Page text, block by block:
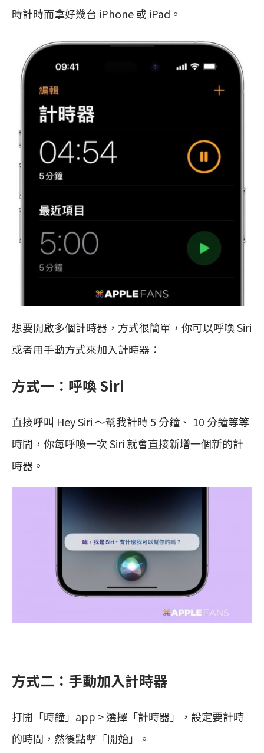
時計時而拿好幾台 iPhone 或 iPad。
想要開啟多個計時器，方式很簡單，你可以呼喚 Siri
或者用手動方式來加入計時器：
方式一：呼喚 Siri
直接呼叫 Hey Siri ～幫我計時 5 分鐘、 10 分鐘等等
時間，你每呼喚一次 Siri 就會直接新增一個新的計
時器。
方式二：手動加入計時器
打開「時鐘」app > 選擇「計時器」，設定要計時
的時間，然後點擊「開始」。